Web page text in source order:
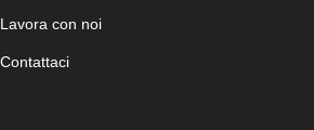
Lavora con noi
Contattaci